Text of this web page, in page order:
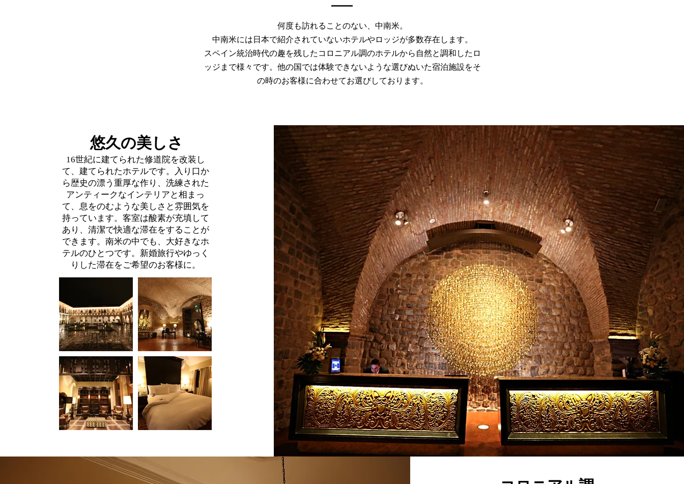
何度も訪れることのない、中南米。
中南米には日本で紹介されていないホテルやロッジが多数存在します。
​スペイン統治時代の趣を残したコロニアル調のホテルから自然と調和したロ
ッジまで様々です。他の国では体験できないような選びぬいた宿泊施設をそ
の時のお客様に合わせてお選びしております。
​悠久の美しさ
​16世紀に建てられた修道院を改装し
て、建てられたホテルです。入り口か
ら歴史の漂う重厚な作り、洗練された
アンティークなインテリアと相まっ
て、息をのむような美しさと雰囲気を
持っています。客室は酸素が充填して
あり、清潔で快適な滞在をすることが
できます。南米の中でも、大好きなホ
テルのひとつです。新婚旅行やゆっく
りした滞在をご希望のお客様に。